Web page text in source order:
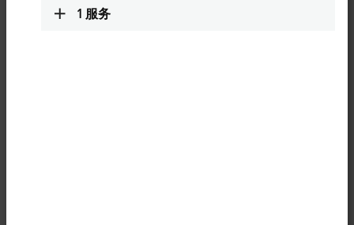
前 25 条 1 服务